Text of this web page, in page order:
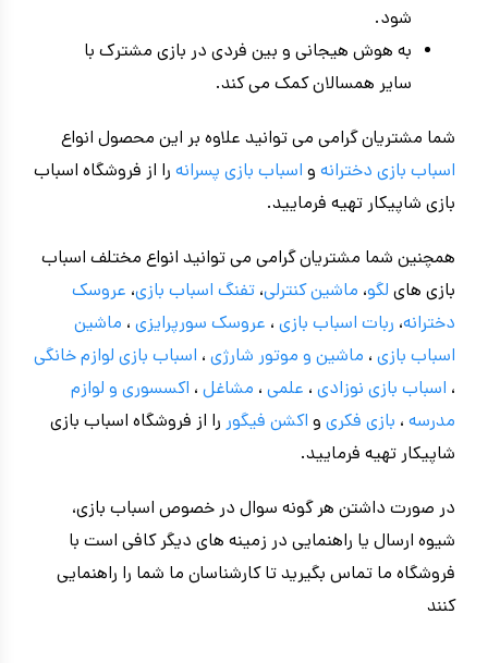
شود.
به هوش هیجانی و بین فردی در بازی مشترک با
سایر همسالان کمک می کند.
شما مشتریان گرامی می توانید علاوه بر این محصول انواع
اسباب بازی دخترانه و اسباب بازی پسرانه را از فروشگاه اسباب
بازی شاپیکار تهیه فرمایید.
همچنین شما مشتریان گرامی می توانید انواع مختلف اسباب
بازی های لگو، ماشین کنترلی، تفنگ اسباب بازی، عروسک
دخترانه، ربات اسباب بازی ، عروسک سورپرایزی ، ماشین
اسباب بازی ، ماشین و موتور شارژی ، اسباب بازی لوازم خانگی
، اسباب بازی نوزادی ، علمی ، مشاغل ، اکسسوری و لوازم
مدرسه ، بازی فکری و اکشن فیگور را از فروشگاه اسباب بازی
شاپیکار تهیه فرمایید.
در صورت داشتن هر گونه سوال در خصوص اسباب بازی،
شیوه ارسال یا راهنمایی در زمینه های دیگر کافی است با
فروشگاه ما تماس بگیرید تا کارشناسان ما شما را راهنمایی
کنند